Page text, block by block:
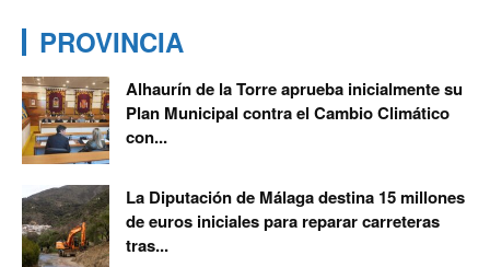
PROVINCIA
Alhaurín de la Torre aprueba inicialmente su
Plan Municipal contra el Cambio Climático
con...
La Diputación de Málaga destina 15 millones
de euros iniciales para reparar carreteras
tras...